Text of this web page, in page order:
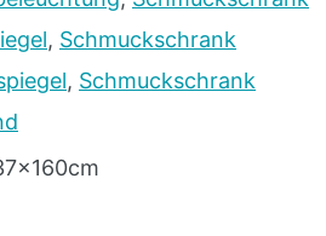
, Schmuckschrank
, Schmuckschrank